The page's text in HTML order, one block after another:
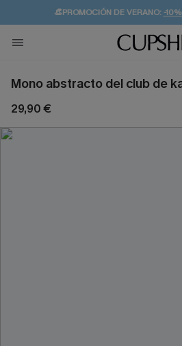
👒PROMOCIÓN DE VERANO:-
💌¡SUSCRIBIRSE & GANAR
🚚ENVÍO GRATUITO A
Mono abstracto del club de
29,90 €